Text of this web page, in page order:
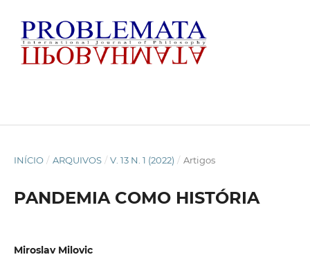
INÍCIO / ARQUIVOS / V. 13 N. 1 (2022) / Artigos
PANDEMIA COMO HISTÓRIA
Miroslav Milovic